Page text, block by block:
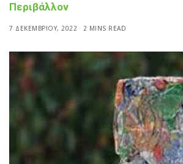
Περιβάλλον
7 ΔΕΚΕΜΒΡΊΟΥ, 2022 2 MINS READ